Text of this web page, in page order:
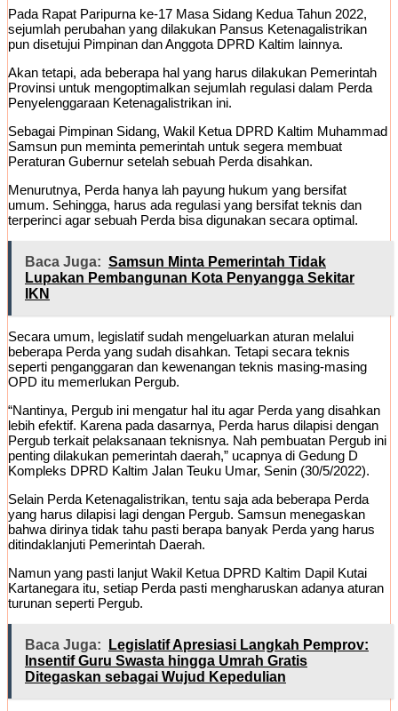
Pada Rapat Paripurna ke-17 Masa Sidang Kedua Tahun 2022,
sejumlah perubahan yang dilakukan Pansus Ketenagalistrikan
pun disetujui Pimpinan dan Anggota DPRD Kaltim lainnya.
Akan tetapi, ada beberapa hal yang harus dilakukan Pemerintah
Provinsi untuk mengoptimalkan sejumlah regulasi dalam Perda
Penyelenggaraan Ketenagalistrikan ini.
Sebagai Pimpinan Sidang, Wakil Ketua DPRD Kaltim Muhammad
Samsun pun meminta pemerintah untuk segera membuat
Peraturan Gubernur setelah sebuah Perda disahkan.
Menurutnya, Perda hanya lah payung hukum yang bersifat
umum. Sehingga, harus ada regulasi yang bersifat teknis dan
terperinci agar sebuah Perda bisa digunakan secara optimal.
Baca Juga: Samsun Minta Pemerintah Tidak
Lupakan Pembangunan Kota Penyangga Sekitar
IKN
Secara umum, legislatif sudah mengeluarkan aturan melalui
beberapa Perda yang sudah disahkan. Tetapi secara teknis
seperti penganggaran dan kewenangan teknis masing-masing
OPD itu memerlukan Pergub.
“Nantinya, Pergub ini mengatur hal itu agar Perda yang disahkan
lebih efektif. Karena pada dasarnya, Perda harus dilapisi dengan
Pergub terkait pelaksanaan teknisnya. Nah pembuatan Pergub ini
penting dilakukan pemerintah daerah,” ucapnya di Gedung D
Kompleks DPRD Kaltim Jalan Teuku Umar, Senin (30/5/2022).
Selain Perda Ketenagalistrikan, tentu saja ada beberapa Perda
yang harus dilapisi lagi dengan Pergub. Samsun menegaskan
bahwa dirinya tidak tahu pasti berapa banyak Perda yang harus
ditindaklanjuti Pemerintah Daerah.
Namun yang pasti lanjut Wakil Ketua DPRD Kaltim Dapil Kutai
Kartanegara itu, setiap Perda pasti mengharuskan adanya aturan
turunan seperti Pergub.
Baca Juga:
Legislatif Apresiasi Langkah Pemprov:
Insentif Guru Swasta hingga Umrah Gratis
Ditegaskan sebagai Wujud Kepedulian